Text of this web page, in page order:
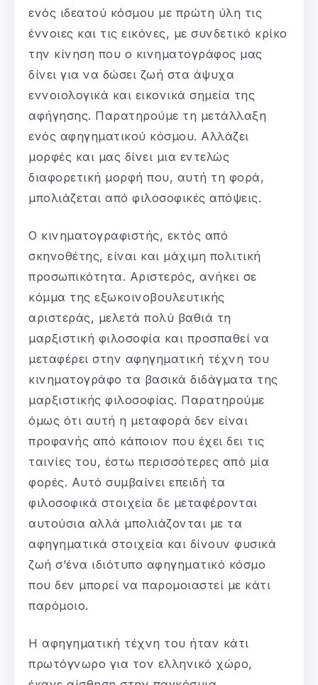
ενός ιδεατού κόσμου με πρώτη ύλη τις
έννοιες και τις εικόνες, με συνδετικό κρίκο
την κίνηση που ο κινηματογράφος μας
δίνει για να δώσει ζωή στα άψυχα
εννοιολογικά και εικονικά σημεία της
αφήγησης. Παρατηρούμε τη μετάλλαξη
ενός αφηγηματικού κόσμου. Αλλάζει
μορφές και μας δίνει μια εντελώς
διαφορετική μορφή που, αυτή τη φορά,
μπολιάζεται από φιλοσοφικές απόψεις.
Ο κινηματογραφιστής, εκτός από
σκηνοθέτης, είναι και μάχιμη πολιτική
προσωπικότητα. Αριστερός, ανήκει σε
κόμμα της εξωκοινοβουλευτικής
αριστεράς, μελετά πολύ βαθιά τη
μαρξιστική φιλοσοφία και προσπαθεί να
μεταφέρει στην αφηγηματική τέχνη του
κινηματογράφο τα βασικά διδάγματα της
μαρξιστικής φιλοσοφίας. Παρατηρούμε
όμως ότι αυτή η μεταφορά δεν είναι
προφανής από κάποιον που έχει δει τις
ταινίες του, έστω περισσότερες από μία
φορές. Αυτό συμβαίνει επειδή τα
φιλοσοφικά στοιχεία δε μεταφέρονται
αυτούσια αλλά μπολιάζονται με τα
αφηγηματικά στοιχεία και δίνουν φυσικά
ζωή σ’ένα ιδιότυπο αφηγηματικό κόσμο
που δεν μπορεί να παρομοιαστεί με κάτι
παρόμοιο.
Η αφηγηματική τέχνη του ήταν κάτι
πρωτόγνωρο για τον ελληνικό χώρο,